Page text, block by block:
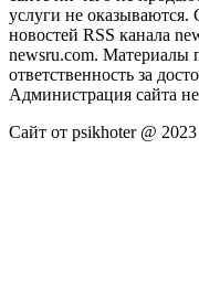
услуги не оказываются.
новостей RSS канала
newsru.com. Материалы
ответственность за
Администрация сайта не
Сайт от psikhoter @ 2023